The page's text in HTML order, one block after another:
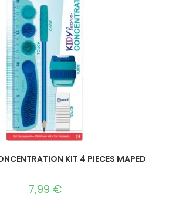
KIT 4 PIECES MAPED
7,99 €